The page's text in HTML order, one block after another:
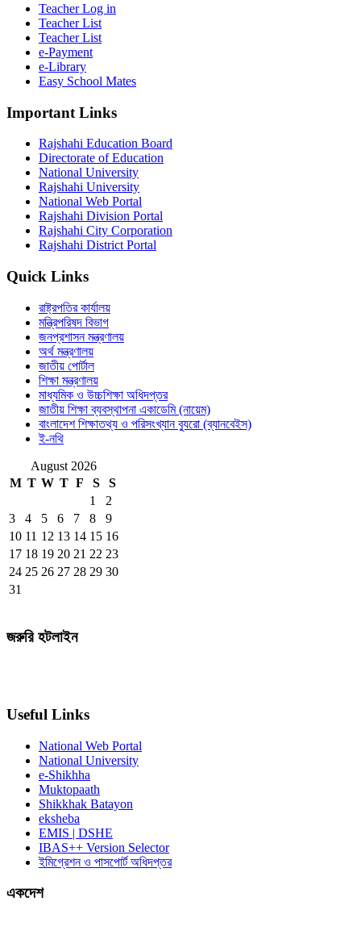
Teacher Log in
Teacher List
Teacher List
e-Payment
e-Library
Easy School Mates
Important Links
Rajshahi Education Board
Directorate of Education
National University
Rajshahi University
National Web Portal
Rajshahi Division Portal
Rajshahi City Corporation
Rajshahi District Portal
Quick Links
রাষ্ট্রপতির কার্যালয়
মন্ত্রিপরিষদ বিভাগ
জনপ্রশাসন মন্ত্রণালয়
অর্থ মন্ত্রণালয়
জাতীয় পোর্টাল
শিক্ষা মন্ত্রণালয়
মাধ্যমিক ও উচ্চশিক্ষা অধিদপ্তর
জাতীয় শিক্ষা ব্যবস্থাপনা একাডেমি (নায়েম)
বাংলাদেশ শিক্ষাতথ্য ও পরিসংখ্যান ব্যুরো (ব্যানবেইস)
ই-নথি
August 2026
M T W T F S
S
1
2
3
4 5 6 7 8
9
10 11 12 13 14 15 16
17 18 19 20 21 22 23
24 25 26 27 28 29 30
31
জরুরি হটলাইন
Useful Links
National Web Portal
National University
e-Shikhha
Muktopaath
Shikkhak Batayon
eksheba
EMIS | DSHE
IBAS++ Version Selector
ইমিগ্রেশন ও পাসপোর্ট অধিদপ্তর
একদেশ